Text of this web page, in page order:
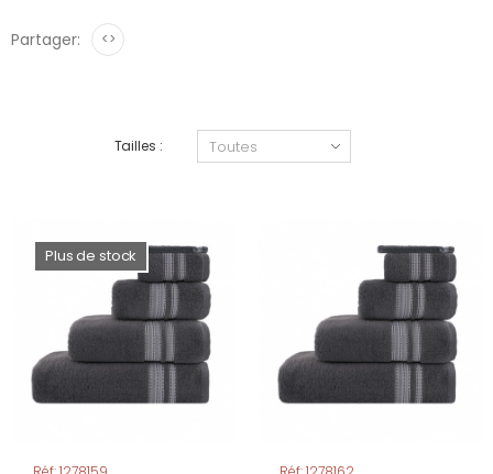
Partager: <>
Tailles :
Plus de stock